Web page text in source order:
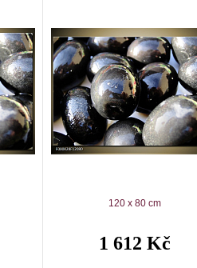
120 x 80 cm
1 612 Kč